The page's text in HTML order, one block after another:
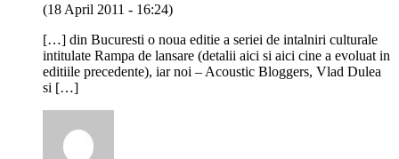
(18 April 2011 - 16:24)
[…] din Bucuresti o noua editie a seriei de intalniri culturale
intitulate Rampa de lansare (detalii aici si aici cine a evoluat in
editiile precedente), iar noi – Acoustic Bloggers, Vlad Dulea
si […]